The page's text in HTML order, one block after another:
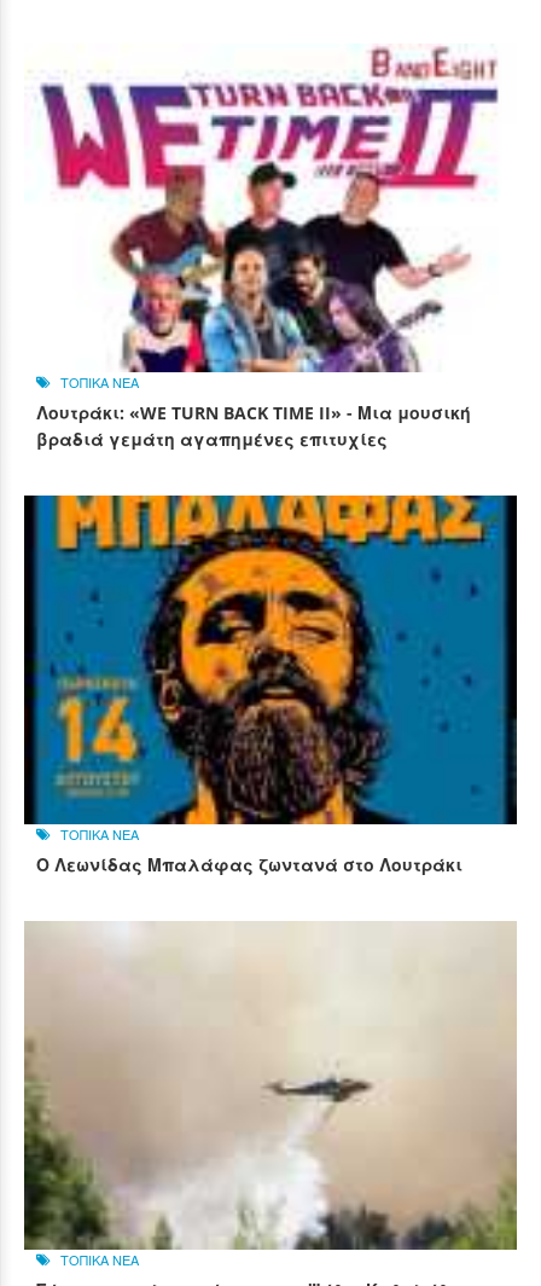
ΤΟΠΙΚΑ ΝΕΑ
Λουτράκι: «WE TURN BACK TIME II» - Μια μουσική
βραδιά γεμάτη αγαπημένες επιτυχίες
ΤΟΠΙΚΑ ΝΕΑ
Ο Λεωνίδας Μπαλάφας ζωντανά στο Λουτράκι
ΤΟΠΙΚΑ ΝΕΑ